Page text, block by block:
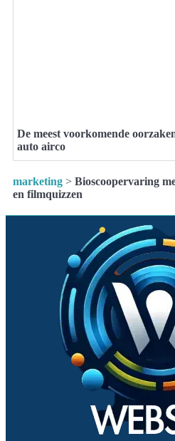
De meest voorkomende
auto airco
marketing > Bioscoopervaring
en filmquizzen